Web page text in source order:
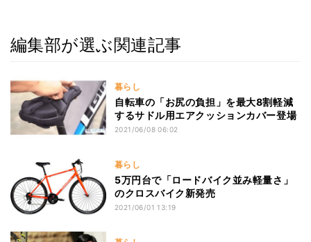
編集部が選ぶ関連記事
暮らし
自転車の「お尻の負担」を最大8割軽減
するサドル用エアクッションカバー登場
2021/06/08 06:02
暮らし
5万円台で「ロードバイク並み軽量さ」
のクロスバイク新発売
2021/06/01 13:19